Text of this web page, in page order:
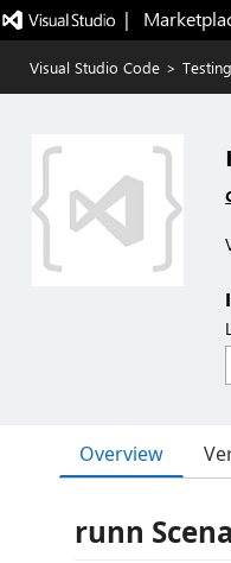
|
Visual Studio Code > Testing
Overview
runn